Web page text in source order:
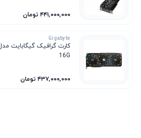
۴۴۱٬۰۰۰٬۰۰۰ تومان
Gigabyte
16G
۴۳۷٬۰۰۰٬۰۰۰ تومان